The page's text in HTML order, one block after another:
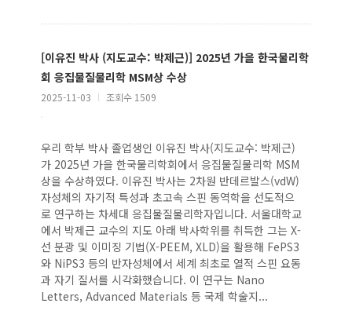
[이유진 박사 (지도교수: 박제근)] 2025년 가을 한국물리학
회 응집물질물리학 MSM상 수상
2025-11-03 l 조회수 1509
우리 학부 박사 졸업생인 이유진 박사(지도교수: 박제근)
가 2025년 가을 한국물리학회에서 응집물질물리학 MSM
상을 수상하였다. 이유진 박사는 2차원 반데르발스(vdW)
자성체의 자기적 특성과 초고속 스핀 동역학을 선도적으
로 연구하는 차세대 응집물질물리학자입니다. 서울대학교
에서 박제근 교수의 지도 아래 박사학위를 취득한 그는 X-
선 분광 및 이미징 기법(X-PEEM, XLD)을 활용해 FePS3
와 NiPS3 등의 반자성체에서 세계 최초로 열적 스핀 요동
과 자기 질서를 시각화했습니다. 이 연구는 Nano
Letters, Advanced Materials 등 국제 학술지...